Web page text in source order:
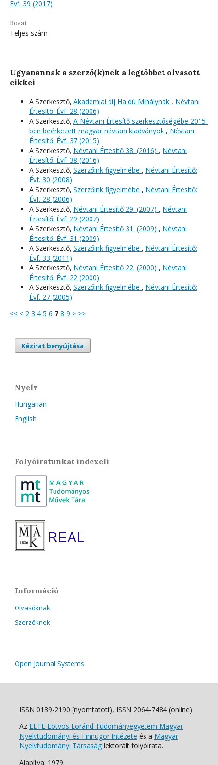
Évf. 39 (2017)
Rovat
Teljes szám
Ugyanannak a szerző(k)nek a legtöbbet olvasott
cikkei
A Szerkesztő, Akadémiai díj Hajdú Mihálynak , Névtani
Értesítő: Évf. 28 (2006)
A Szerkesztő, A Névtani Értesítő szerkesztőségébe 2015-
ben beérkezett magyar névtani kiadványok , Névtani
Értesítő: Évf. 37 (2015)
A Szerkesztő, Névtani Értesítő 38. (2016) , Névtani
Értesítő: Évf. 38 (2016)
A Szerkesztő, Szerzőink figyelmébe , Névtani Értesítő:
Évf. 30 (2008)
A Szerkesztő, Szerzőink figyelmébe , Névtani Értesítő:
Évf. 28 (2006)
A Szerkesztő, Névtani Értesítő 29. (2007) , Névtani
Értesítő: Évf. 29 (2007)
A Szerkesztő, Névtani Értesítő 31. (2009) , Névtani
Értesítő: Évf. 31 (2009)
A Szerkesztő, Szerzőink figyelmébe , Névtani Értesítő:
Évf. 33 (2011)
A Szerkesztő, Névtani Értesítő 22. (2000) , Névtani
Értesítő: Évf. 22 (2000)
A Szerkesztő, Szerzőink figyelmébe , Névtani Értesítő:
Évf. 27 (2005)
<< < 2 3 4 5 6 7 8 9 > >>
Kézirat benyújtása
Nyelv
Hungarian
English
Folyóiratunkat indexeli
Információ
Olvasóknak
Szerzőknek
Open Journal Systems
ISSN 0139-2190 (nyomtatott), ISSN 2064-7484 (online)
Az ELTE Eötvös Loránd Tudományegyetem Magyar
Nyelvtudományi és Finnugor Intézete és a Magyar
Nyelvtudományi Társaság lektorált folyóirata.
Alapítva: 1979.